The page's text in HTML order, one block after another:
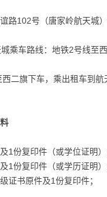
路102号（唐家岭航天城
乘车路线：地铁2号线至
二旗下车，乘出租车到航
份复印件（或学位证明）
份复印件（或学历证明）
书原件及1份复印件；